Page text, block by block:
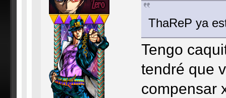
ThaReP ya
Tengo
tendré que
compensar